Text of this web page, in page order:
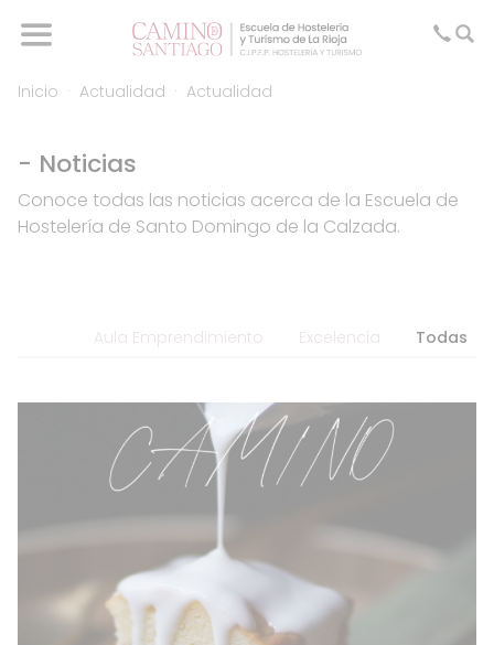
Inicio Actualidad Actualidad
- Noticias
Conoce todas las noticias acerca de la Escuela de
Hostelería de Santo Domingo de la Calzada.
Aula Emprendimiento Excelencia Todas